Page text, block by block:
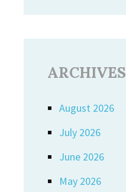
ARCHIVES
August 2026
July 2026
June 2026
May 2026